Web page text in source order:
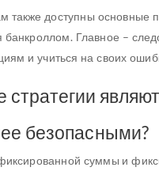
также доступны основные
банкроллом. Главное –
и учиться на своих
стратегии
безопасными?
суммы и